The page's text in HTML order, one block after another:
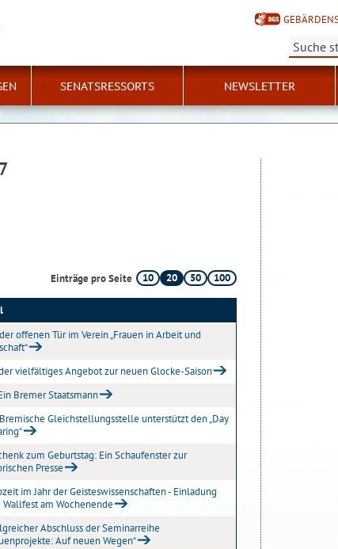
Suche:
SENATSRESSORTS NEWSLETTER
Einträge pro Seite 10 20 50 100
offenen Tür im Verein „Frauen in Arbeit und
vielfältiges Angebot zur neuen Glocke-Saison
Bremer Staatsmann
Gleichstellungsstelle unterstützt den „Day
zum Geburtstag: Ein Schaufenster zur
Presse
im Jahr der Geisteswissenschaften - Einladung
Wallfest am Wochenende
Abschluss der Seminarreihe
Auf neuen Wegen“